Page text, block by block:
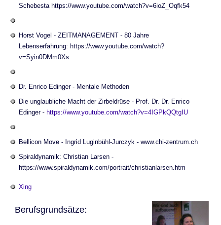
Schebesta https://www.youtube.com/watch?v=6ioZ_Oqfk54
Horst Vogel - ZEITMANAGEMENT - 80 Jahre
Lebenserfahrung: https://www.youtube.com/watch?
v=Syin0DMm0Xs
Dr. Enrico Edinger - Mentale Methoden
Die unglaubliche Macht der Zirbeldrüse - Prof. Dr. Dr. Enrico
Edinger - https://www.youtube.com/watch?v=4IGPkQQtgIU
Bellicon Move - Ingrid Luginbühl-Jurczyk - www.chi-zentrum.ch
Spiraldynamik: Christian Larsen -
https://www.spiraldynamik.com/portrait/christianlarsen.htm
Xing
Berufsgrundsätze: